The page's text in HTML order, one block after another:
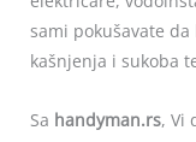
sami pokušavate
kašnjenja i sukoba
Sa handyman.rs, Vi